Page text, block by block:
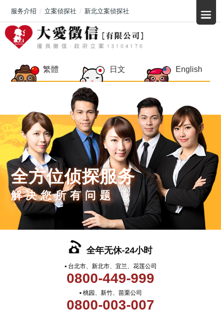
繁體 日文 English
全方位侦探服务
解决您所有问题
全年无休-24小时
▪ 台北市、新北市、宜兰、花莲公司
0800-449-999
▪ 桃园、新竹、苗栗公司
0800-003-007
服务介绍 立案侦探社 新北立案侦探社